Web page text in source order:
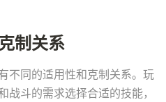
制关系
不同的适用性和克制关系。玩
战斗的需求选择合适的技能，